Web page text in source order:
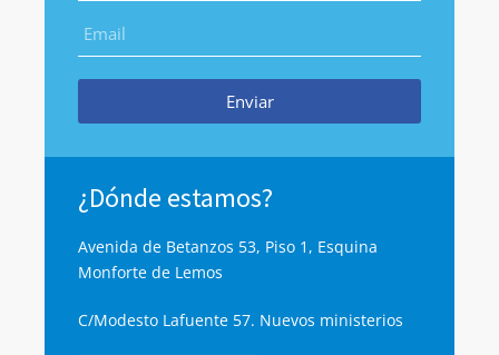
Enviar
¿Dónde estamos?
Avenida de Betanzos 53, Piso 1, Esquina
Monforte de Lemos
C/Modesto Lafuente 57. Nuevos ministerios